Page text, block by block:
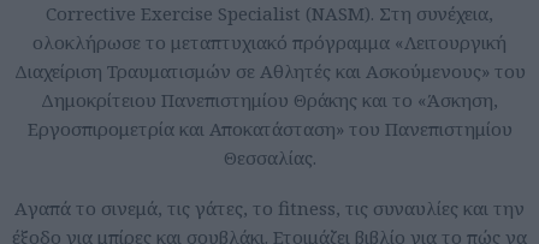
Corrective Exercise Specialist (NASM). Στη συνέχεια,
ολοκλήρωσε το μεταπτυχιακό πρόγραμμα «Λειτουργική
Διαχείριση Τραυματισμών σε Αθλητές και Ασκούμενους» του
Δημοκρίτειου Πανεπιστημίου Θράκης και το «Άσκηση,
Εργοσπιρομετρία και Αποκατάσταση» του Πανεπιστημίου
Θεσσαλίας.
Aγαπά το σινεμά, τις γάτες, το fitness, τις συναυλίες και την
έξοδο για μπίρες και σουβλάκι. Ετοιμάζει βιβλίο για το πώς να